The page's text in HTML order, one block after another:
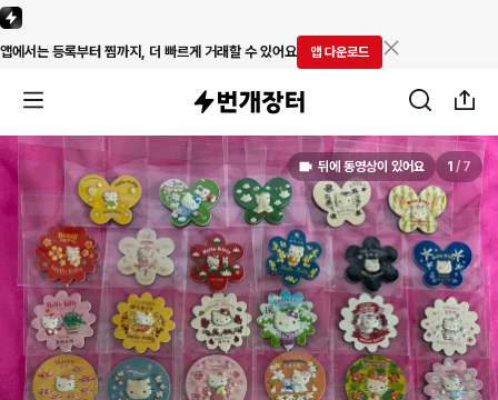
앱에서는 등록부터 찜까지, 더 빠르게 거래할 수 있어요 앱 다운로드
뒤에 동영상이 있어요 1 / 7